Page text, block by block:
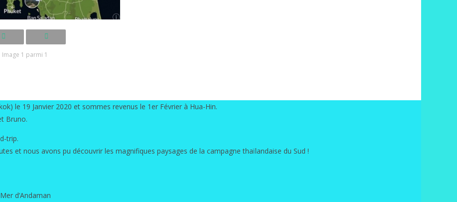
Image 1 parmi 1
le 19 Janvier 2020 et sommes revenus le 1er Février à Hua-Hin.
Bruno.
trip.
et nous avons pu découvrir les magnifiques paysages de la campagne thaïlandaise du Sud !
d’Andaman